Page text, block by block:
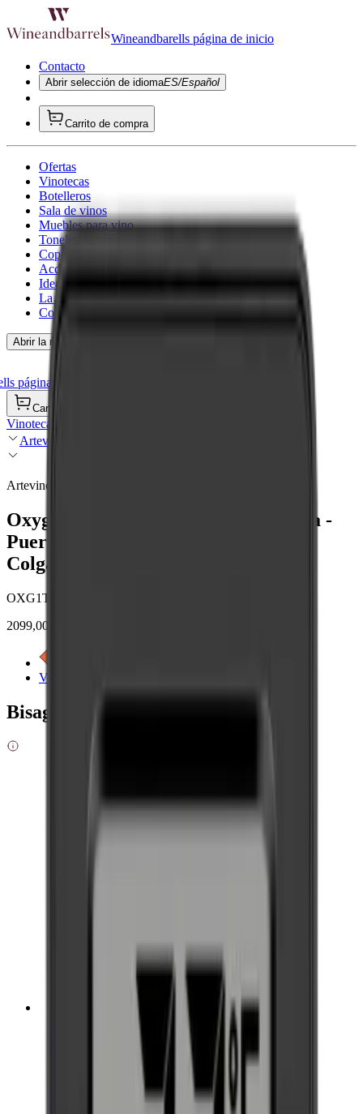
Wineandbarells página de inicio
Contacto
Abrir selección de idiomaES/Español
Carrito de compra
Ofertas
Vinotecas
Botelleros
Sala de vinos
Muebles para vino
Toneles de vino
Copa de vino
Accesorios para vino
Ideas de regalo
La inspiración
Consultoría
Abrir la navegación
página de inicio
Carrito de compra
Vinotecas
Artevino
Artevino
Oxygen - 230 botellas - 1 temperatura -
Puerta maciza - Aspecto madera -
Colgado a la derecha
OXG1T230PPD
2099,00 €
Ver detalles del producto
Bisagra de puerta Artevino